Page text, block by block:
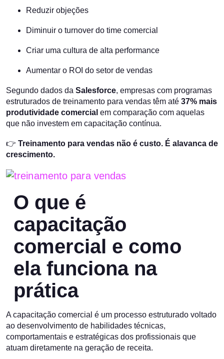
Reduzir objeções
Diminuir o turnover do time comercial
Criar uma cultura de alta performance
Aumentar o ROI do setor de vendas
Segundo dados da Salesforce, empresas com programas
estruturados de treinamento para vendas têm até 37% mais
produtividade comercial em comparação com aquelas
que não investem em capacitação contínua.
👉 Treinamento para vendas não é custo. É alavanca de
crescimento.
O que é
capacitação
comercial e como
ela funciona na
prática
A capacitação comercial é um processo estruturado voltado
ao desenvolvimento de habilidades técnicas,
comportamentais e estratégicas dos profissionais que
atuam diretamente na geração de receita.